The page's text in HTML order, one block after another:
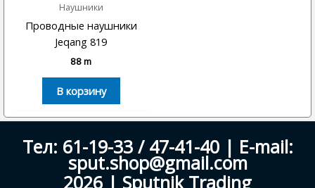
Наушники
Проводные наушники
Jeqang 819
88m
В корзину
Тел: 61-19-33 / 47-41-40 | E-mail:
sput.shop@gmail.com
2026 | Sputnik Trading